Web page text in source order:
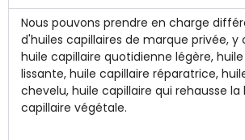
Nous pouvons prendre en charge
d'huiles capillaires de marque privée, y
huile capillaire quotidienne légère,
lissante, huile capillaire réparatrice,
chevelu, huile capillaire qui rehausse la
capillaire végétale.